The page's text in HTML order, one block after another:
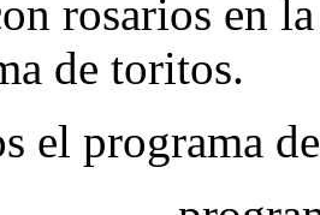
rosarios en
de toritos.
el programa